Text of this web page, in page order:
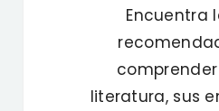
Encuentra
literatura, sus